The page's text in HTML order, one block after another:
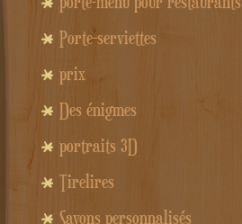
Porte-serviettes
prix
Des énigmes
portraits 3D
Tirelires
Savons personnalisés